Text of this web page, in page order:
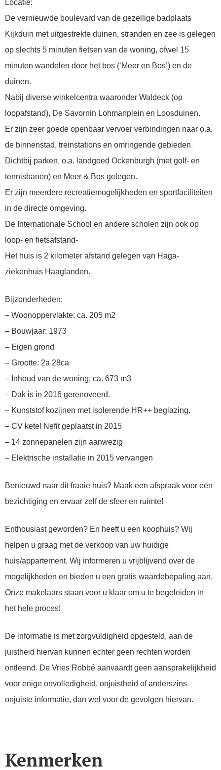
Locatie:
De vernieuwde boulevard van de gezellige badplaats
Kijkduin met uitgestrekte duinen, stranden en zee is gelegen
op slechts 5 minuten fietsen van de woning, ofwel 15
minuten wandelen door het bos (‘Meer en Bos’) en de
duinen.
Nabij diverse winkelcentra waaronder Waldeck (op
loopafstand), De Savornin Lohmanplein en Loosduinen.
Er zijn zeer goede openbaar vervoer verbindingen naar o.a.
de binnenstad, treinstations en omringende gebieden.
Dichtbij parken, o.a. landgoed Ockenburgh (met golf- en
tennisbanen) en Meer & Bos gelegen.
Er zijn meerdere recreatiemogelijkheden en sportfaciliteiten
in de directe omgeving.
De Internationale School en andere scholen zijn ook op
loop- en fietsafstand-
Het huis is 2 kilometer afstand gelegen van Haga-
ziekenhuis Haaglanden.
Bijzonderheden:
– Woonoppervlakte: ca. 205 m2
– Bouwjaar: 1973
– Eigen grond
– Grootte: 2a 28ca
– Inhoud van de woning: ca. 673 m3
– Dak is in 2016 gerenoveerd.
– Kunststof kozijnen met isolerende HR++ beglazing.
– CV ketel Nefit geplaatst in 2015
– 14 zonnepanelen zijn aanwezig
– Elektrische installatie in 2015 vervangen
Benieuwd naar dit fraaie huis? Maak een afspraak voor een
bezichtiging en ervaar zelf de sfeer en ruimte!
Enthousiast geworden? En heeft u een koophuis? Wij
helpen u graag met de verkoop van uw huidige
huis/appartement. Wij informeren u vrijblijvend over de
mogelijkheden en bieden u een gratis waardebepaling aan.
Onze makelaars staan voor u klaar om u te begeleiden in
het hele proces!
De informatie is met zorgvuldigheid opgesteld, aan de
juistheid hiervan kunnen echter geen rechten worden
ontleend. De Vries Robbé aanvaardt geen aansprakelijkheid
voor enige onvolledigheid, onjuistheid of anderszins
onjuiste informatie, dan wel voor de gevolgen hiervan.
Kenmerken